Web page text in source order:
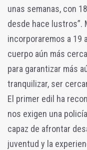
unas semanas, con
desde hace lustros”.
incorporaremos a 19
cuerpo aún más
para garantizar más
tranquilizar, ser
El primer edil ha
nos exigen una
capaz de afrontar
juventud y la